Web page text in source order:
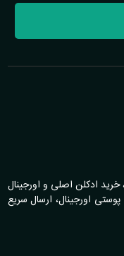
ادکلن اصلی و اورجینال
اورجینال، ارسال سریع